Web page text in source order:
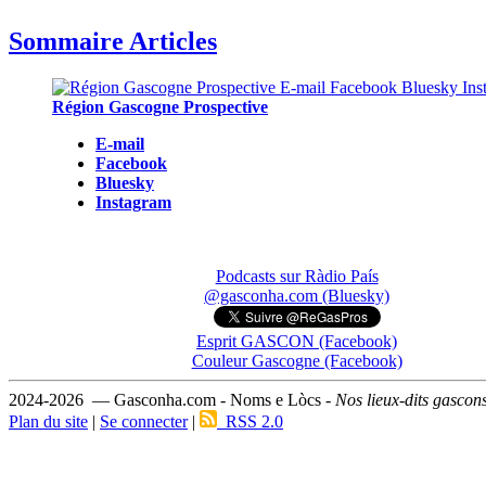
Sommaire Articles
Région Gascogne Prospective
E-mail
Facebook
Bluesky
Instagram
Podcasts sur Ràdio País
@gasconha.com (Bluesky)
Esprit GASCON (Facebook)
Couleur Gascogne (Facebook)
2024-2026 — Gasconha.com - Noms e Lòcs - Nos lieux-dits
Plan du site | Se connecter| RSS 2.0